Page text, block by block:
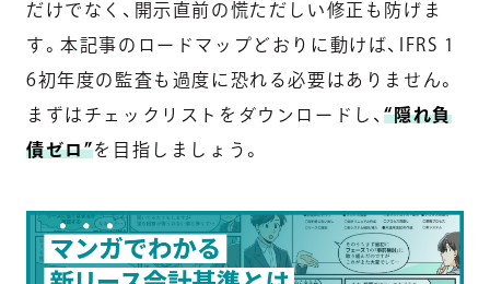
だけでなく、開示直前の慌ただしい修正も防げま
す。本記事のロードマップどおりに動けば、IFRS 1
6初年度の監査も過度に恐れる必要はありません。
まずはチェックリストをダウンロードし、“隠れ負
債ゼロ”を目指しましょう。